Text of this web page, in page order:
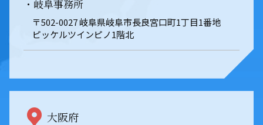
・岐阜事務所
〒502-0027 岐阜県岐阜市長良宮口町1丁目1番地
ピッケルツインピノ1階北
大阪府